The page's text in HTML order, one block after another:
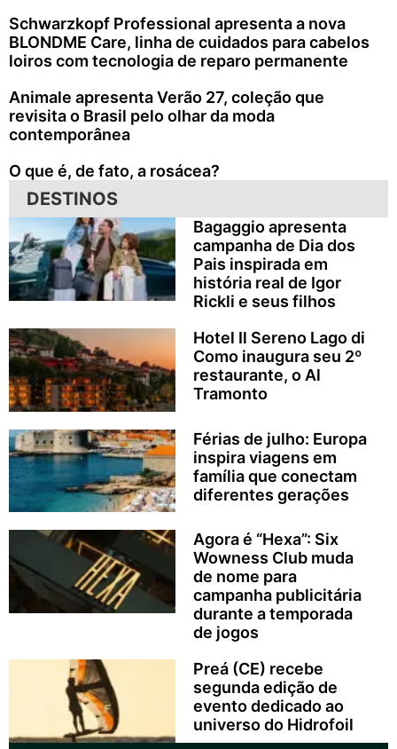
Schwarzkopf Professional apresenta a nova
BLONDME Care, linha de cuidados para cabelos
loiros com tecnologia de reparo permanente
Animale apresenta Verão 27, coleção que
revisita o Brasil pelo olhar da moda
contemporânea
O que é, de fato, a rosácea?
DESTINOS
Bagaggio apresenta
campanha de Dia dos
Pais inspirada em
história real de Igor
Rickli e seus filhos
Hotel Il Sereno Lago di
Como inaugura seu 2º
restaurante, o Al
Tramonto
Férias de julho: Europa
inspira viagens em
família que conectam
diferentes gerações
Agora é “Hexa”: Six
Wowness Club muda
de nome para
campanha publicitária
durante a temporada
de jogos
Preá (CE) recebe
segunda edição de
evento dedicado ao
universo do Hidrofoil